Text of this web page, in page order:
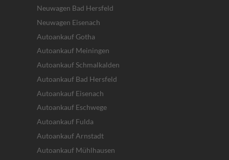
Neuwagen Bad Hersfeld
Neuwagen Eisenach
Autoankauf Gotha
Autoankauf Meiningen
Autoankauf Schmalkalden
Autoankauf Bad Hersfeld
Autoankauf Eisenach
Autoankauf Eschwege
Autoankauf Fulda
Autoankauf Arnstadt
Autoankauf Mühlhausen